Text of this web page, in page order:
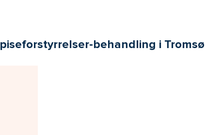
behandling i Tromsø